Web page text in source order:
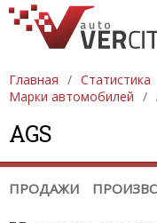
Главная Статистика
Марки автомобилей
AGS
ПРОДАЖИ
ПРОДАЖА
АЗИЯ
СЕВЕРНАЯ
АФРИКА
АФРИКА